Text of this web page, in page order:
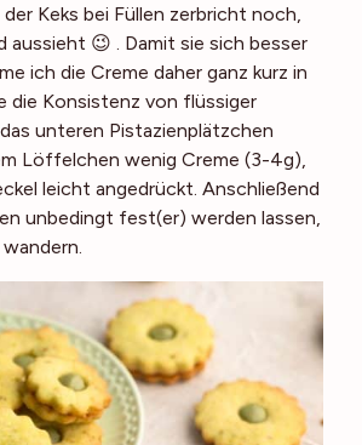
Keks bei Füllen zerbricht noch,
aussieht 😉 . Damit sie sich besser
ich die Creme daher ganz kurz in
die Konsistenz von flüssiger
unteren Pistazienplätzchen
Löffelchen wenig Creme (3-4g),
leicht angedrückt. Anschließend
unbedingt fest(er) werden lassen,